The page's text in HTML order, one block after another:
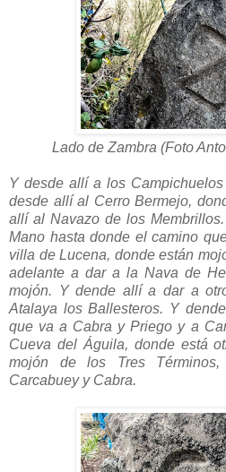
Lado de Zambra (Foto
Y desde allí a los
desde allí al Cerro Bermejo,
allí al Navazo de los
Mano hasta donde el camino
villa de Lucena, donde están
adelante a dar a la Nava de
mojón. Y dende allí a dar a
Atalaya los Ballesteros. Y
que va a Cabra y Priego y a
Cueva del Águila, donde está
mojón de los Tres
Carcabuey y Cabra.